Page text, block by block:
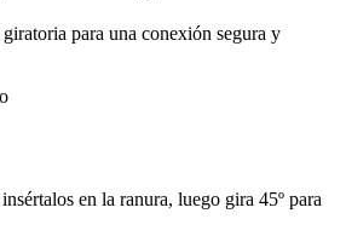
para una conexión segura y
en la ranura, luego gira 45º para